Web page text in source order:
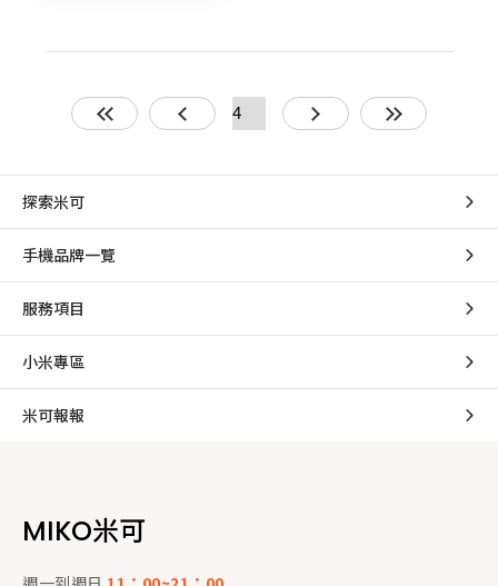
額折抵換新機。
探索米可
手機品牌一覽
服務項目
小米專區
米可報報
MIKO米可